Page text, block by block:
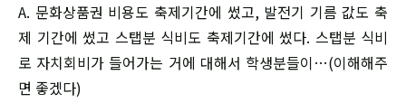
A. 문화상품권 비용도 축제기간에 썼고, 발전기 기름 값도 축
제 기간에 썼고 스탭분 식비도 축제기간에 썼다. 스탭분 식비
로 자치회비가 들어가는 거에 대해서 학생분들이…(이해해주
면 좋겠다)